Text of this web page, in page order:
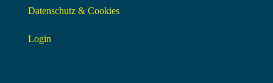
Datenschutz & Cookies
Login